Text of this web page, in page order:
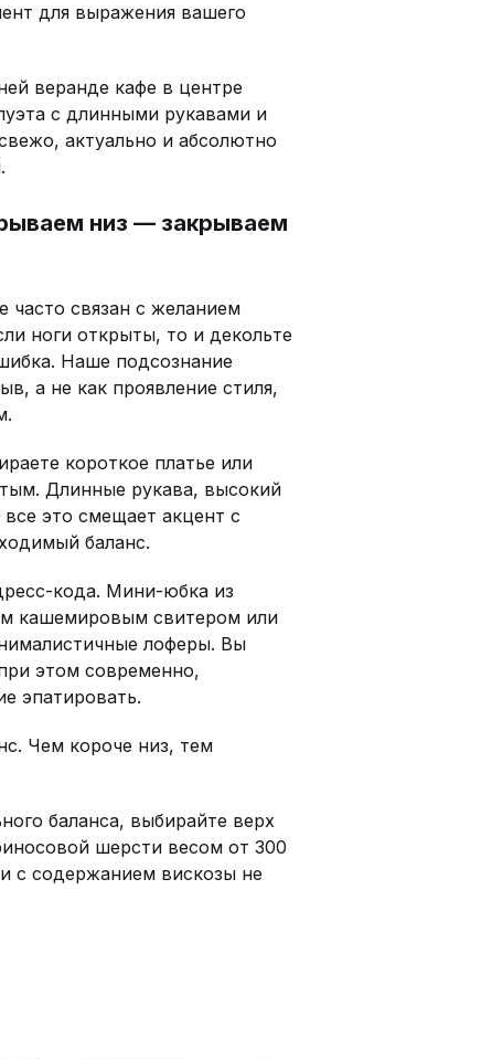
для выражения вашего
веранде кафе в центре
с длинными рукавами и
актуально и абсолютно
низ — закрываем
часто связан с желанием
ноги открыты, то и декольте
Наше подсознание
а не как проявление стиля,
короткое платье или
Длинные рукава, высокий
это смещает акцент с
баланс.
кода. Мини-юбка из
кашемировым свитером или
лоферы. Вы
этом современно,
эпатировать.
Чем короче низ, тем
баланса, выбирайте верх
шерсти весом от 300
с содержанием вискозы не